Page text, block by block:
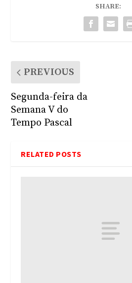
SHARE:
PREVIOUS
Segunda-feira da
Semana V do
Tempo Pascal
RELATED POSTS